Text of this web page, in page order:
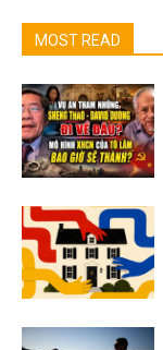
MOST READ